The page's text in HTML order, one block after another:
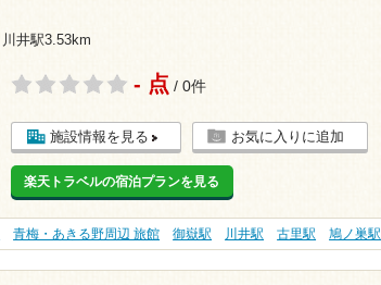
川井駅3.53km
- 点 / 0件
施設情報を見る お気に入りに追加
楽天トラベルの宿泊プランを見る
青梅・あきる野周辺 旅館 御嶽駅 川井駅 古里駅 鳩ノ巣駅